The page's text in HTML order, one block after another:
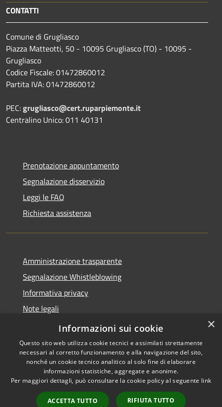
CONTATTI
Comune di Grugliasco
Piazza Matteotti, 50 - 10095 Grugliasco (TO) - 10095 -
Grugliasco
Codice Fiscale: 01472860012
Partita IVA: 01472860012
PEC:grugliasco@cert.ruparpiemonte.it
Centralino Unico: 011 40131
Prenotazione appuntamento
Segnalazione disservizio
Leggi le FAQ
Richiesta assistenza
Amministrazione trasparente
Segnalazione Whistleblowing
Informativa privacy
Note legali
Dichiarazione di accessibilità
Accessibilità
Copyright © 2020 •
Comune di Grugliasco •
Powered byMunicipium
×
Informazioni sui cookie
Questo sito web utilizza cookie tecnici e assimilati strettamente
necessari al corretto funzionamento e alla navigazione del sito,
nonché un cookie tecnico analitico al solo fine di elaborare
informazioni statistiche, aggregate e anonime.
Per maggiori dettagli, può consultare la cookie policy al seguente link
ACCETTA TUTTO RIFIUTA TUTTO